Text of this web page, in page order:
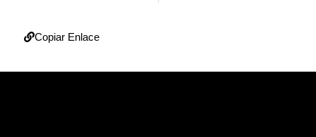
Copiar Enlace